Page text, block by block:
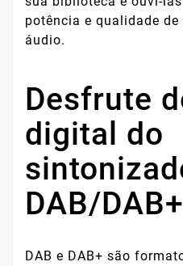
potência e qualidade
áudio.
Desfrute
digital do
DAB/DAB+
DAB e DAB+ são